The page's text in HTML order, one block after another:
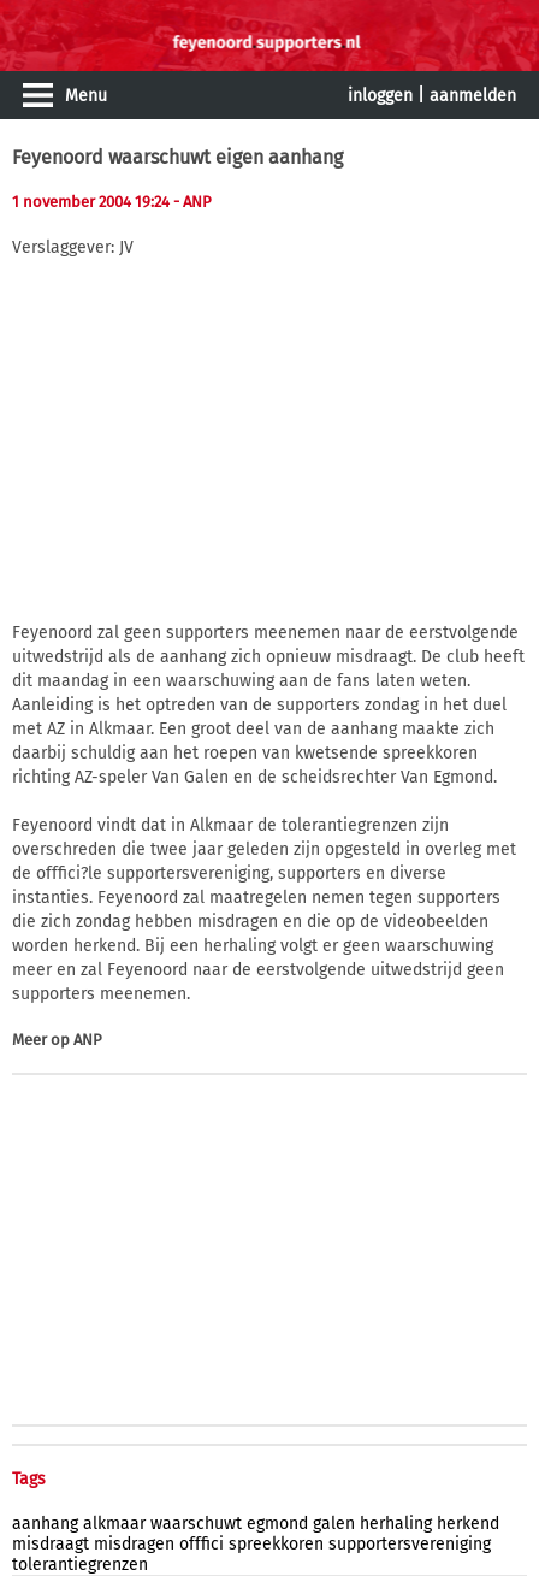
Menu inloggen aanmelden
Feyenoord waarschuwt eigen aanhang
1 november 2004 19:24 - ANP
Verslaggever: JV
Feyenoord zal geen supporters meenemen naar de eerstvolgende
uitwedstrijd als de aanhang zich opnieuw misdraagt. De club heeft
dit maandag in een waarschuwing aan de fans laten weten.
Aanleiding is het optreden van de supporters zondag in het duel
met AZ in Alkmaar. Een groot deel van de aanhang maakte zich
daarbij schuldig aan het roepen van kwetsende spreekkoren
richting AZ-speler Van Galen en de scheidsrechter Van Egmond.
Feyenoord vindt dat in Alkmaar de tolerantiegrenzen zijn
overschreden die twee jaar geleden zijn opgesteld in overleg met
de offfici?le supportersvereniging, supporters en diverse
instanties. Feyenoord zal maatregelen nemen tegen supporters
die zich zondag hebben misdragen en die op de videobeelden
worden herkend. Bij een herhaling volgt er geen waarschuwing
meer en zal Feyenoord naar de eerstvolgende uitwedstrijd geen
supporters meenemen.
Meer op ANP
Tags
aanhang alkmaar waarschuwt egmond galen herhaling herkend
misdraagt misdragen offfici spreekkoren supportersvereniging
tolerantiegrenzen